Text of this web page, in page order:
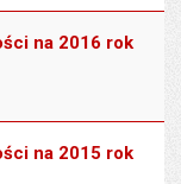
na 2016 rok
na 2015 rok